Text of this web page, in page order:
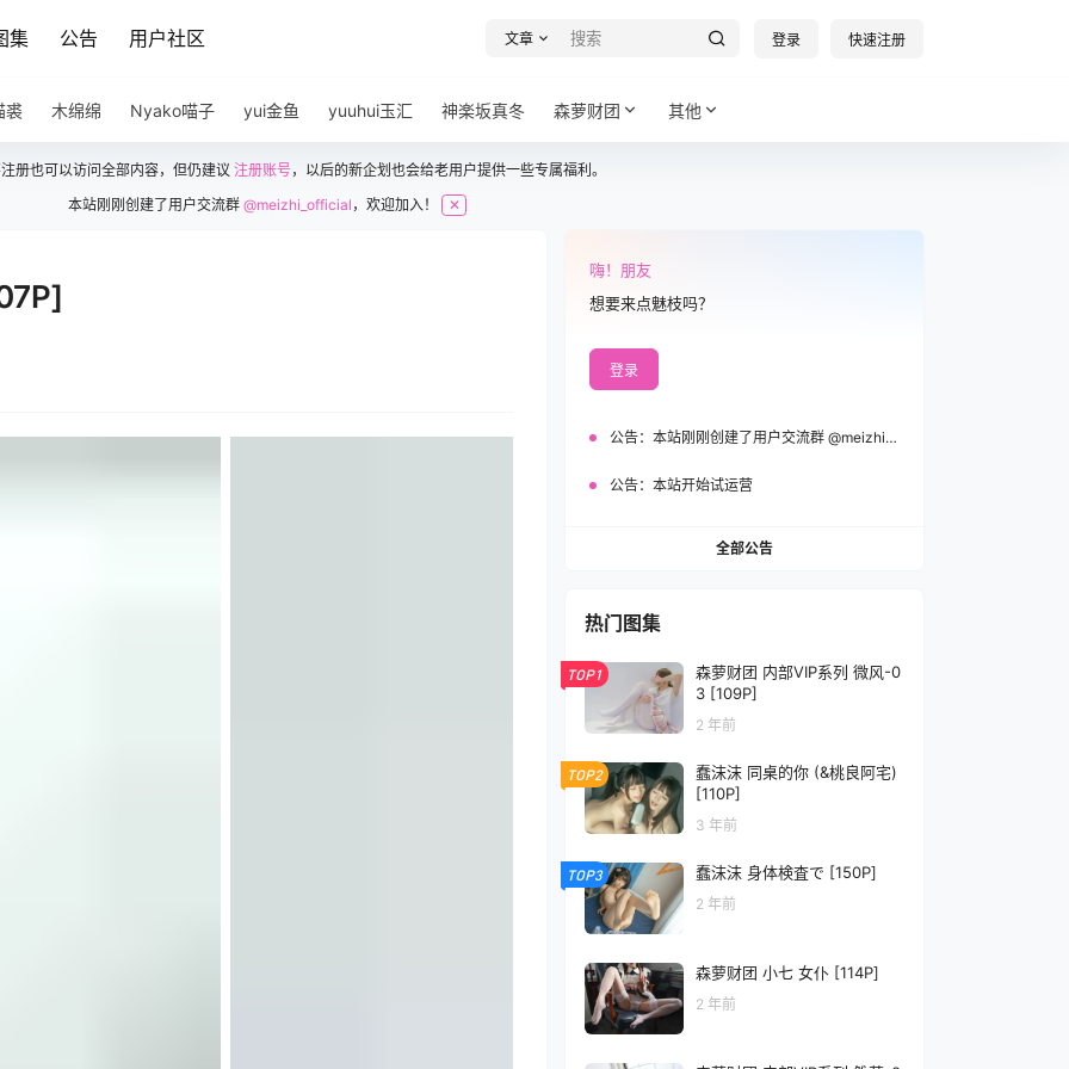
集 公告 用户社区 文章 登录 快速注册
裘 木绵绵 Nyako喵子 yui金鱼 yuuhui玉汇 神楽坂真冬 森萝财团 其他
册也可以访问全部内容，但仍建议 注册账号，以后的新企划也会给老用户提供一些专属福利。
本站刚刚创建了用户交流群@meizhi_official ，欢迎加入！ ✕
嗨！朋友
想要来点魅枝吗？
登录
公告： 本站刚刚创建了用户交流群 @meizhi_official，欢迎加入！
公告： 本站开始试运营
全部公告
热门图集
TOP1
森萝财团 内部VIP系列 微风-0
3 [109P]
2 年前
TOP2
蠢沫沫 同桌的你 (&桃良阿宅)
[110P]
3 年前
TOP3 蠢沫沫 身体検査で [150P]
2 年前
森萝财团 小七 女仆 [114P]
2 年前